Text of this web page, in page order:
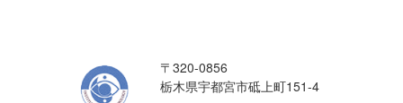
〒320-0856
栃木県宇都宮市砥上町151-4